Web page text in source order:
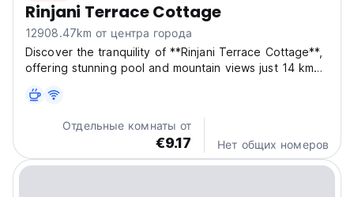
Rinjani Terrace Cottage
12908.47km от центра города
Discover the tranquility of **Rinjani Terrace Cottage**,
offering stunning pool and mountain views just 14 km
idyllic accommodation features private balconies, a
refreshing swimming pool, and a spacious sun...
Отдельные комнаты от
€9.17 Нет общих номеров